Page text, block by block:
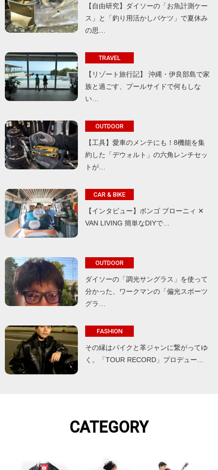
【自由研究】ダイソーの「お魚計測ケー
ス」と「釣り用活かしバケツ」で夏休み
の思…
TRAVEL
【リゾート旅行記】 沖縄・伊良部島で家
族と過ごす、プールサイドで何もしな
い…
OUTDOOR
【工具】愛車のメンテにも！8機能を集
約した「デウォルト」の六角レンチセッ
トが…
CAR & BIKE
【インタビュー】ボンゴ ブローニィ ✕
VAN LIVING 簡単なDIYで…
OUTDOOR
ダイソーの「調光サングラス」を使って
分かった、ワークマンの「偏光スポーツ
グラ…
FASHION
その縁はバイクと革ジャンに繋がってゆ
く。「TOUR RECORD」プロデュー…
CATEGORY